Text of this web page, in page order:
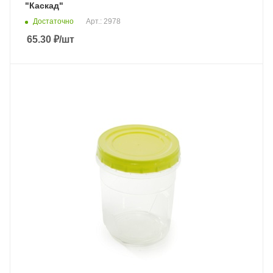
"Каскад"
Достаточно Арт.: 2978
65.30 ₽/шт